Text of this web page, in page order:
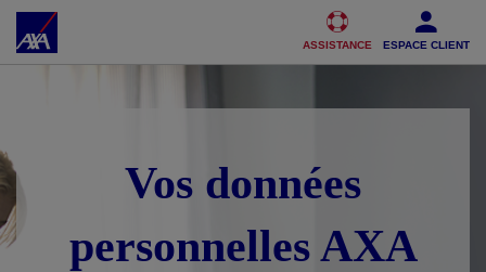
Accéder au Contenu Accéder au Pied de page
ASSISTANCE ESPACE CLIENT
Vos données
personnelles AXA